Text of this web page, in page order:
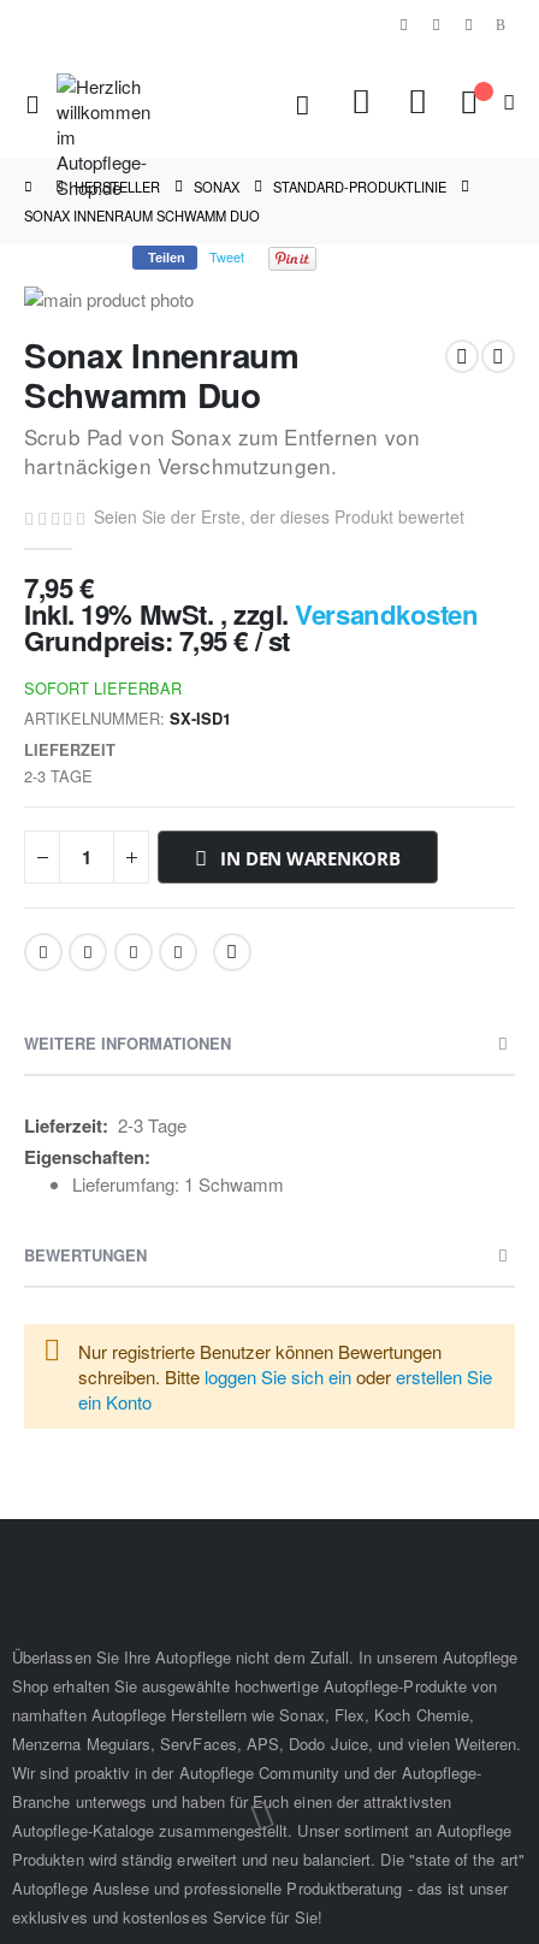
Navigation
umschalten
Mein
HERSTELLER SONAX
STANDARD-PRODUKTLINIE
SONAX INNENRAUM SCHWAMM DUO
Teilen Tweet
Zum
der
Bildgalerie
springen
Anfang
der
Bildgalerie
springen
Sonax Innenraum
Schwamm Duo
Scrub Pad von Sonax zum Entfernen von
hartnäckigen Verschmutzungen.
Seien Sie der Erste, der dieses Produkt bewertet
7,95 €
Inkl. 19% MwSt. ,zzgl.Versandkosten
Grundpreis:7,95 €/ st
SOFORT LIEFERBAR
ARTIKELNUMMER SX-ISD1
LIEFERZEIT
2-3 TAGE
IN DEN WARENKORB
WEITERE INFORMATIONEN
Weitere
Informationen
2-3 Tage
Lieferumfang: 1 Schwamm
BEWERTUNGEN
Nur registrierte Benutzer können Bewertungen
schreiben. Bitte loggen Sie sich einodererstellen Sie
ein Konto
Überlassen Sie Ihre Autopflege nicht dem Zufall. In unserem Autopflege
Shop erhalten Sie ausgewählte hochwertige Autopflege-Produkte von
namhaften Autopflege Herstellern wie Sonax, Flex, Koch Chemie,
Menzerna Meguiars, ServFaces, APS, Dodo Juice, und vielen Weiteren.
Wir sind proaktiv in der Autopflege Community und der Autopflege-
Branche unterwegs und haben für Euch einen der attraktivsten
Autopflege-Kataloge zusammengestellt. Unser sortiment an Autopflege
Produkten wird ständig erweitert und neu balanciert. Die "state of the art"
Autopflege Auslese und professionelle Produktberatung - das ist unser
exklusives und kostenloses Service für Sie!